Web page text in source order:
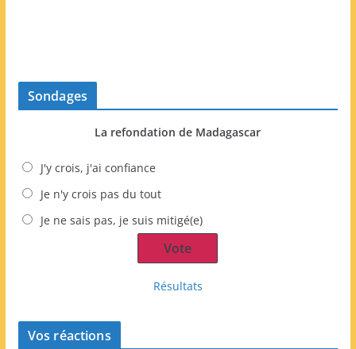
Sondages
La refondation de Madagascar
J'y crois, j'ai confiance
Je n'y crois pas du tout
Je ne sais pas, je suis mitigé(e)
Résultats
Vos réactions